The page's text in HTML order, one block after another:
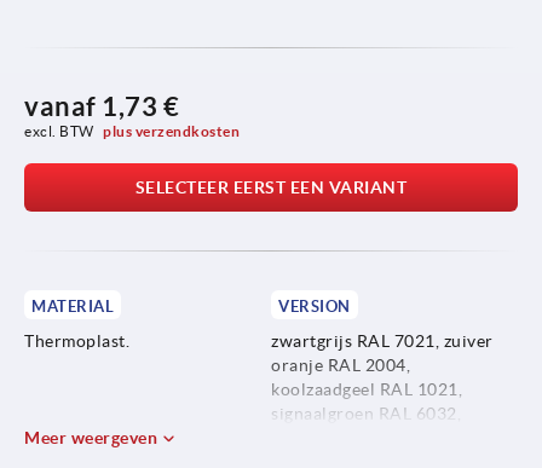
vanaf 1,73 €
excl. BTW plus verzendkosten
SELECTEER EERST EEN VARIANT
MATERIAL
Thermoplast.
VERSION
zwartgrijs RAL 7021, zuiver
oranje RAL 2004,
koolzaadgeel RAL 1021,
signaalgroen RAL 6032,
Meer weergeven